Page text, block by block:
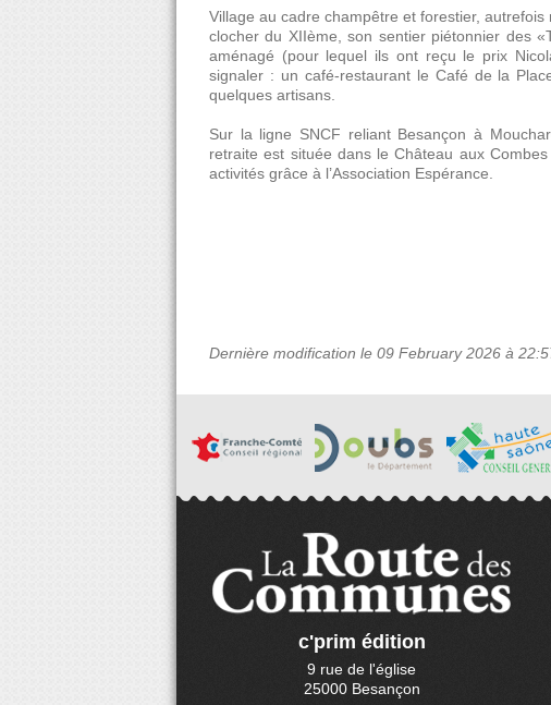
Village au cadre champêtre et forestier,
clocher du XIIème, son sentier piétonnier des
aménagé (pour lequel ils ont reçu le prix
signaler : un café-restaurant le Café de la
quelques artisans.
Sur la ligne SNCF reliant Besançon à
retraite est située dans le Château aux
activités grâce à l’Association Espérance.
Dernière modification le 09 February 2026 à
c'prim édition
9 rue de l'église
25000 Besançon